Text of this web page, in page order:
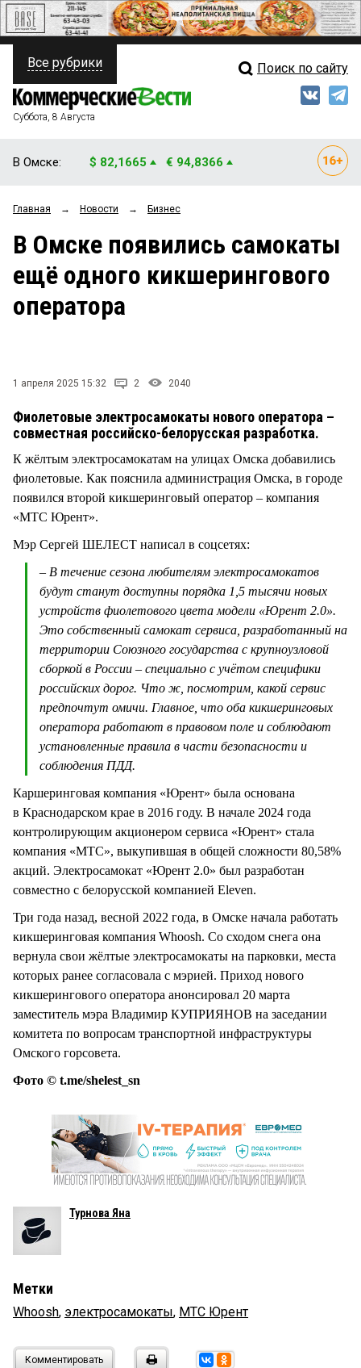
ПОЛИТИКА
ФИНАНСЫ
ОБЩЕСТВО
ЗАКОН
НОВОСТИ КОМПАНИЙ
Свежий выпуск
Рейтинги
Блоги
Все рубрики Поиск по сайту
Суббота, 8 Августа
В Омске: $ 82,1665 € 94,8366
Главная → Новости → Бизнес
В Омске появились самокаты
ещё одного кикшерингового
оператора
1 апреля 2025 15:32 2 2040
Фиолетовые электросамокаты нового оператора –
совместная российско-белорусская разработка.
К жёлтым электросамокатам на улицах Омска добавились
фиолетовые. Как пояснила администрация Омска, в городе
появился второй кикшеринговый оператор – компания
«МТС Юрент».
Мэр Сергей ШЕЛЕСТ написал в соцсетях:
– В течение сезона любителям электросамокатов
будут станут доступны порядка 1,5 тысячи новых
устройств фиолетового цвета модели «Юрент 2.0».
Это собственный самокат сервиса, разработанный на
территории Союзного государства с крупноузловой
сборкой в России – специально с учётом специфики
российских дорог. Что ж, посмотрим, какой сервис
предпочтут омичи. Главное, что оба кикшеринговых
оператора работают в правовом поле и соблюдают
установленные правила в части безопасности и
соблюдения ПДД.
Каршеринговая компания «Юрент» была основана
в Краснодарском крае в 2016 году. В начале 2024 года
контролирующим акционером сервиса «Юрент» стала
компания «МТС», выкупившая в общей сложности 80,58%
акций. Электросамокат «Юрент 2.0» был разработан
совместно с белорусской компанией Eleven.
Три года назад, весной 2022 года, в Омске начала работать
кикшеринговая компания Whoosh. Со сходом снега она
вернула свои жёлтые электросамокаты на парковки, места
которых ранее согласовала с мэрией. Приход нового
кикшерингового оператора анонсировал 20 марта
заместитель мэра Владимир КУПРИЯНОВ на заседании
комитета по вопросам транспортной инфраструктуры
Омского горсовета.
Фото © t.me/shelest_sn
Турнова Яна
Метки
Whoosh, электросамокаты, МТС Юрент
Комментировать